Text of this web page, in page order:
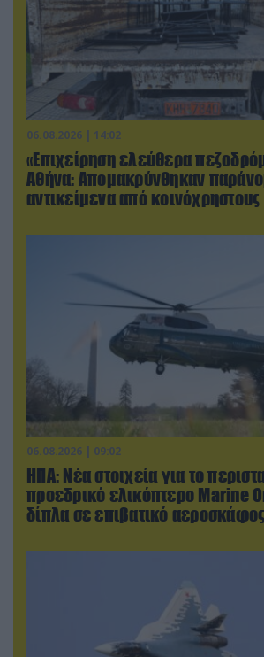
06.08.2026 | 14:02
«Επιχείρηση ελεύθερα
Αθήνα: Απομακρύνθηκαν
αντικείμενα από
06.08.2026 | 09:02
ΗΠΑ: Nέα στοιχεία για το
προεδρικό ελικόπτερο Marine
δίπλα σε επιβατικό αεροσκάφος